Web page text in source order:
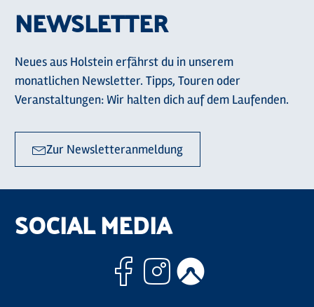
NEWSLETTER
Neues aus Holstein erfährst du in unserem
monatlichen Newsletter. Tipps, Touren oder
Veranstaltungen: Wir halten dich auf dem Laufenden.
Zur Newsletteranmeldung
SOCIAL MEDIA
Facebook
Instagram